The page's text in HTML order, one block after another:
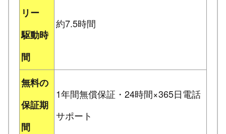
リー
駆動時
間
約7.5時間
無料の
保証期
間
1年間無償保証・24時間×365日電話
サポート